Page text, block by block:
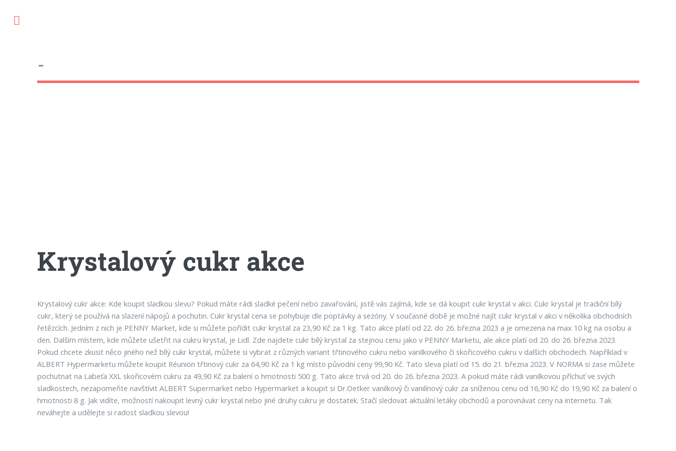
-
Krystalový cukr akce
Krystalový cukr akce: Kde koupit sladkou slevu? Pokud máte rádi sladké pečení nebo zavařování, jistě vás zajímá, kde se dá koupit cukr krystal v akci. Cukr krystal je tradiční bílý
cukr, který se používá na slazení nápojů a pochutin. Cukr krystal cena se pohybuje dle poptávky a sezóny. V současné době je možné najít cukr krystal v akci v několika obchodních
řetězcích. Jedním z nich je PENNY Market, kde si můžete pořídit cukr krystal za 23,90 Kč za 1 kg. Tato akce platí od 22. do 26. března 2023 a je omezena na max 10 kg na osobu a
den. Dalším místem, kde můžete ušetřit na cukru krystal, je Lidl. Zde najdete cukr bílý krystal za stejnou cenu jako v PENNY Marketu, ale akce platí od 20. do 26. března 2023.
Pokud chcete zkusit něco jiného než bílý cukr krystal, můžete si vybrat z různých variant třtinového cukru nebo vanilkového či skořicového cukru v dalších obchodech. Například v
ALBERT Hypermarketu můžete koupit Réunion třtinový cukr za 64,90 Kč za 1 kg místo původní ceny 99,90 Kč. Tato sleva platí od 15. do 21. března 2023. V NORMA si zase můžete
pochutnat na Labeťa XXL skořicovém cukru za 49,90 Kč za balení o hmotnosti 500 g. Tato akce trvá od 20. do 26. března 2023. A pokud máte rádi vanilkovou příchuť ve svých
sladkostech, nezapomeňte navštívit ALBERT Supermarket nebo Hypermarket a koupit si Dr.Oetker vanilkový či vanilínový cukr za sníženou cenu od 16,90 Kč do 19,90 Kč za balení o
hmotnosti 8 g. Jak vidíte, možností nakoupit levný cukr krystal nebo jiné druhy cukru je dostatek. Stačí sledovat aktuální letáky obchodů a porovnávat ceny na internetu. Tak
neváhejte a udělejte si radost sladkou slevou!